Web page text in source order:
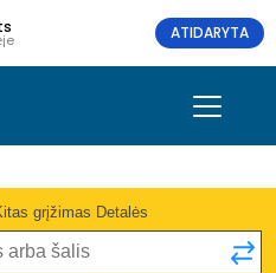
ATIDARYTA
grįžimas Detalės